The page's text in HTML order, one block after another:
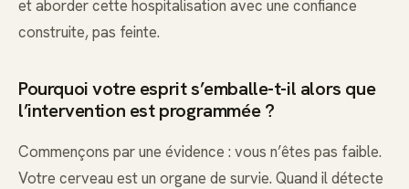
et aborder cette hospitalisation avec une confiance
construite, pas feinte.
Pourquoi votre esprit s’emballe-t-il alors que
l’intervention est programmée ?
Commençons par une évidence : vous n’êtes pas faible.
Votre cerveau est un organe de survie. Quand il détecte